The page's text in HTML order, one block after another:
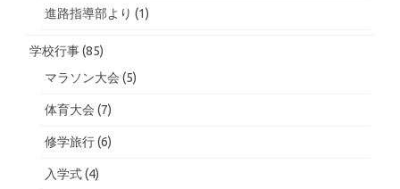
進路指導部より (1)
学校行事(85)
マラソン大会 (5)
体育大会 (7)
修学旅行(6)
入学式(4)